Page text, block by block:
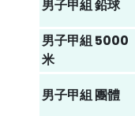
男子甲組 鉛球
男子甲組 5000
米
男子甲組 團體